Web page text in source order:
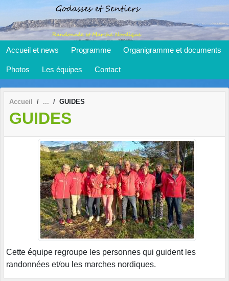
Accueil et news Programme Organigramme et documents
Photos Les équipes Contact
Accueil GUIDES
GUIDES
Cette équipe regroupe les personnes qui guident les
randonnées et/ou les marches nordiques.
Panneau de gestion des cookies